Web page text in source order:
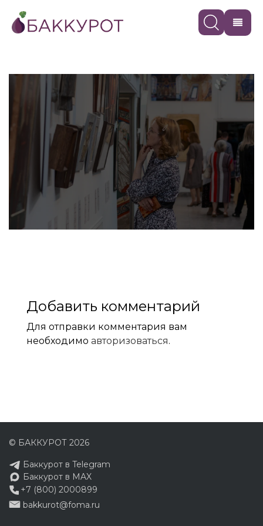
Добавить комментарий
Для отправки комментария вам
необходимо авторизоваться.
© БАККУРОТ 2026
Баккурот в Telegram
Баккурот в MAX
+7 (800) 2000899
bakkurot@foma.ru